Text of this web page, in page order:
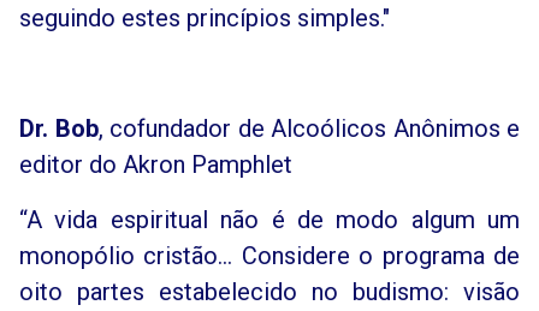
seguindo estes princípios simples."
Dr. Bob, cofundador de Alcoólicos Anônimos e
editor do Akron Pamphlet
“A vida espiritual não é de modo algum um
monopólio cristão... Considere o programa de
oito partes estabelecido no budismo: visão